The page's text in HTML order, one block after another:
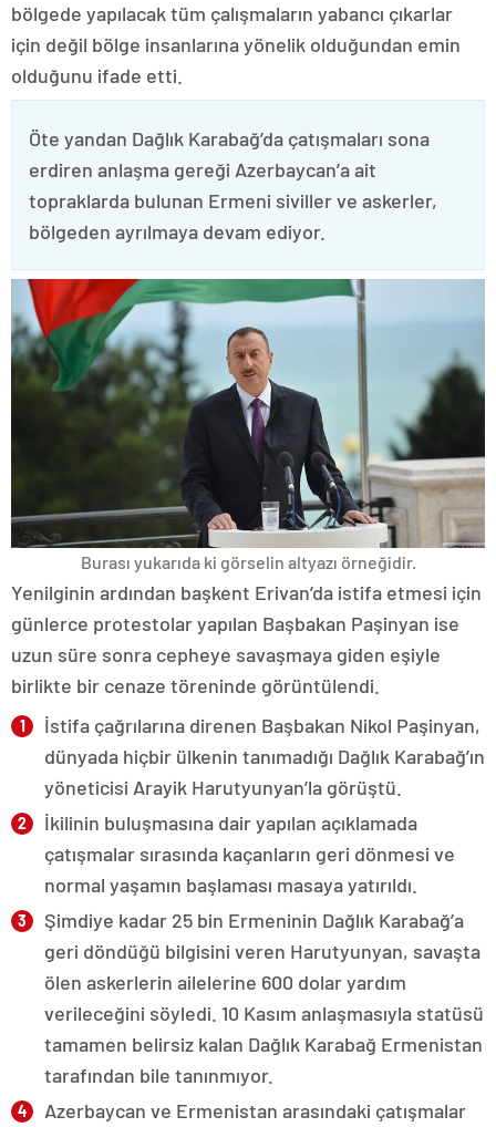
bölgede yapılacak tüm çalışmaların yabancı çıkarlar
için değil bölge insanlarına yönelik olduğundan emin
olduğunu ifade etti.
Öte yandan Dağlık Karabağ’da çatışmaları sona
erdiren anlaşma gereği Azerbaycan’a ait
topraklarda bulunan Ermeni siviller ve askerler,
bölgeden ayrılmaya devam ediyor.
Burası yukarıda ki görselin altyazı örneğidir.
Yenilginin ardından başkent Erivan’da istifa etmesi için
günlerce protestolar yapılan Başbakan Paşinyan ise
uzun süre sonra cepheye savaşmaya giden eşiyle
birlikte bir cenaze töreninde görüntülendi.
İstifa çağrılarına direnen Başbakan Nikol Paşinyan,
dünyada hiçbir ülkenin tanımadığı Dağlık Karabağ’ın
yöneticisi Arayik Harutyunyan’la görüştü.
İkilinin buluşmasına dair yapılan açıklamada
çatışmalar sırasında kaçanların geri dönmesi ve
normal yaşamın başlaması masaya yatırıldı.
Şimdiye kadar 25 bin Ermeninin Dağlık Karabağ’a
geri döndüğü bilgisini veren Harutyunyan, savaşta
ölen askerlerin ailelerine 600 dolar yardım
verileceğini söyledi. 10 Kasım anlaşmasıyla statüsü
tamamen belirsiz kalan Dağlık Karabağ Ermenistan
tarafından bile tanınmıyor.
Azerbaycan ve Ermenistan arasındaki çatışmalar